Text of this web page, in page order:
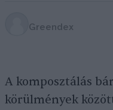
Greendex
A komposztálás
körülmények